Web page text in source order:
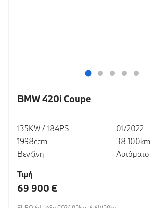
BMW 420i Coupe
135KW / 184PS
1998ccm
Βενζίνη
01/2022
38 100km
Αυτόματο
Τιμή
69 900 €